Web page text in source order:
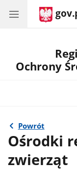
Ochrony
Powrót
Ośrodki
zwierząt